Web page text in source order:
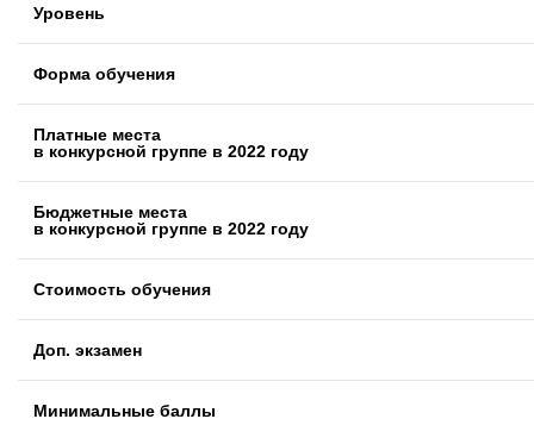
Уровень
Форма обучения
Платные места
в конкурсной группе в 2022 году
Бюджетные места
в конкурсной группе в 2022 году
Стоимость обучения
Доп. экзамен
Минимальные баллы